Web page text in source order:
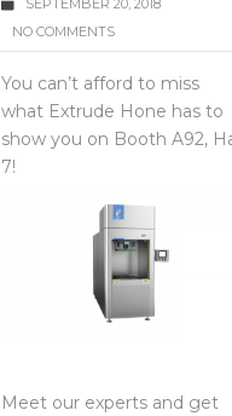
SEPTEMBER 20, 2018
You can’t afford to miss
what Extrude Hone has to
show you on Booth A92, Hall